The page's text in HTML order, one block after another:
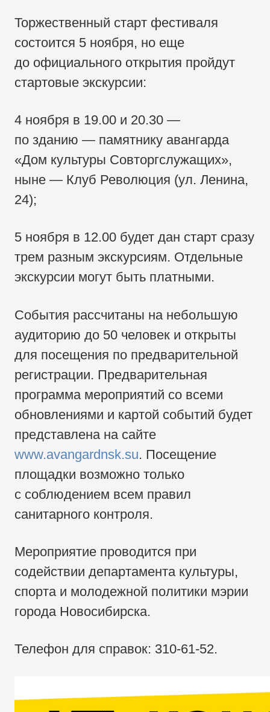
Торжественный старт фестиваля
состоится 5 ноября, но еще
до официального открытия пройдут
стартовые экскурсии:
4 ноября в 19.00 и 20.30 —
по зданию — памятнику авангарда
«Дом культуры Совторгслужащих»,
ныне — Клуб Революция (ул. Ленина,
24);
5 ноября в 12.00 будет дан старт сразу
трем разным экскурсиям. Отдельные
экскурсии могут быть платными.
События рассчитаны на небольшую
аудиторию до 50 человек и открыты
для посещения по предварительной
регистрации. Предварительная
программа мероприятий со всеми
обновлениями и картой событий будет
представлена на сайте
www.avangardnsk.su. Посещение
площадки возможно только
с соблюдением всем правил
санитарного контроля.
Мероприятие проводится при
содействии департамента культуры,
спорта и молодежной политики мэрии
города Новосибирска.
Телефон для справок: 310-61-52.